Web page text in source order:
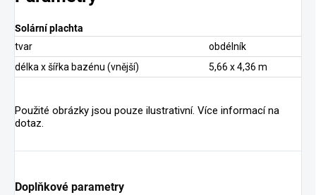
Solární plachta
tvar
obdélník
délka x šířka bazénu (vnější)
5,66 x 4,36 m
Použité obrázky jsou pouze ilustrativní. Více informací na
dotaz.
Doplňkové parametry